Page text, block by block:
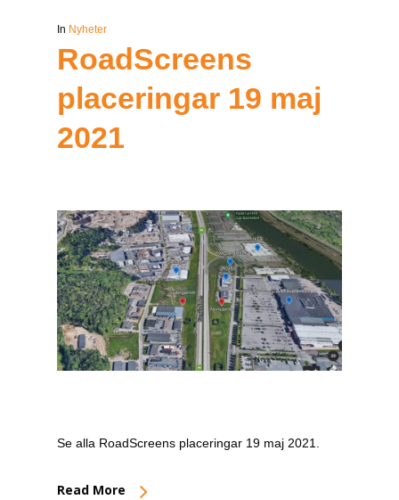
In Nyheter
RoadScreens
placeringar 19 maj
2021
Se alla RoadScreens placeringar 19 maj 2021.
Read More